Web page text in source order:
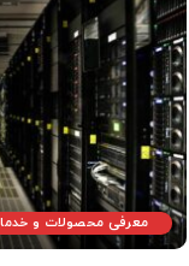
معرفی محصولات و